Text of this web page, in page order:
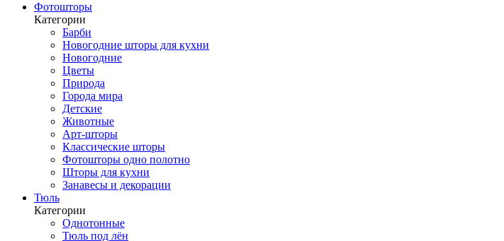
Фотошторы
Категории
Барби
Новогодние шторы для кухни
Новогодние
Цветы
Природа
Города мира
Детские
Животные
Арт-шторы
Классические шторы
Фотошторы одно полотно
Шторы для кухни
Занавесы и декорации
Тюль
Категории
Однотонные
Тюль под лён